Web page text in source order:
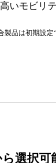
いモビリ
品は初期設定
選択可